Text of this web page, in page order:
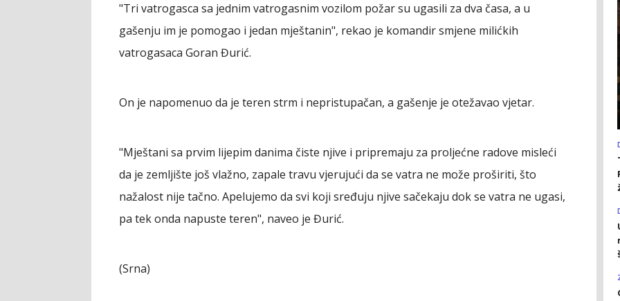
"Tri vatrogasca sa jednim vatrogasnim vozilom požar su ugasili za dva časa, a u
gašenju im je pomogao i jedan mještanin", rekao je komandir smjene milićkih
vatrogasaca Goran Đurić.
On je napomenuo da je teren strm i nepristupačan, a gašenje je otežavao vjetar.
"Mještani sa prvim lijepim danima čiste njive i pripremaju za proljećne radove misleći
da je zemljište još vlažno, zapale travu vjerujući da se vatra ne može proširiti, što
nažalost nije tačno. Apelujemo da svi koji sređuju njive sačekaju dok se vatra ne ugasi,
pa tek onda napuste teren", naveo je Đurić.
(Srna)